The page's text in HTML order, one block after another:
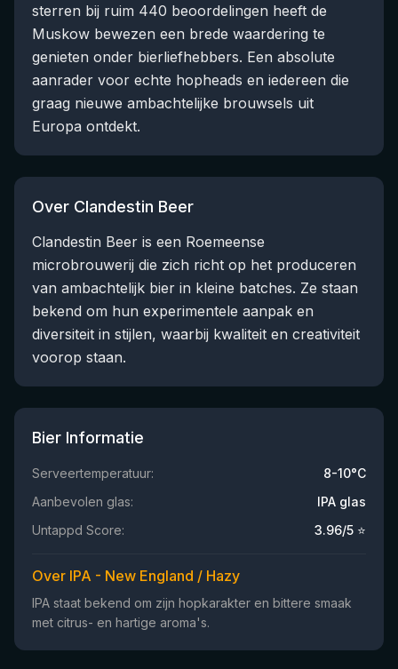
sterren bij ruim 440 beoordelingen heeft de
Muskow bewezen een brede waardering te
genieten onder bierliefhebbers. Een absolute
aanrader voor echte hopheads en iedereen die
graag nieuwe ambachtelijke brouwsels uit
Europa ontdekt.
Over Clandestin Beer
Clandestin Beer is een Roemeense
microbrouwerij die zich richt op het produceren
van ambachtelijk bier in kleine batches. Ze staan
bekend om hun experimentele aanpak en
diversiteit in stijlen, waarbij kwaliteit en creativiteit
voorop staan.
Bier Informatie
Serveertemperatuur:
8-10°C
Aanbevolen glas:
IPA glas
Untappd Score:
3.96/5 ⭐
Over IPA - New England / Hazy
IPA staat bekend om zijn hopkarakter en bittere smaak
met citrus- en hartige aroma's.